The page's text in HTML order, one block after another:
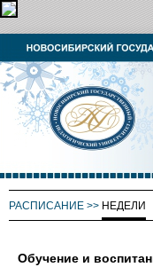
РАСПИСАНИЕ >> НЕДЕЛИ
Обучение и